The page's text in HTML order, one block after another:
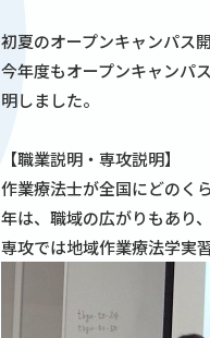
初夏のオープンキャンパス
今年度もオープンキャンパ
明しました。
【職業説明・専攻説明】
作業療法士が全国にどのく
年は、職域の広がりもあり
専攻では地域作業療法学実